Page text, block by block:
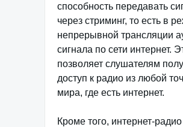
способность передавать
через стриминг, то есть в
непрерывной трансляции
сигнала по сети интернет.
позволяет слушателям
доступ к радио из любой
мира, где есть интернет.
Кроме того, интернет-радио